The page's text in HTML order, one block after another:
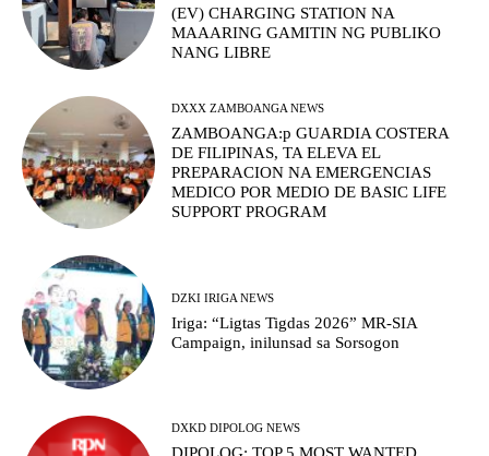
(EV) CHARGING STATION NA
MAAARING GAMITIN NG PUBLIKO
NANG LIBRE
DXXX ZAMBOANGA NEWS
ZAMBOANGA:p GUARDIA COSTERA
DE FILIPINAS, TA ELEVA EL
PREPARACION NA EMERGENCIAS
MEDICO POR MEDIO DE BASIC LIFE
SUPPORT PROGRAM
DZKI IRIGA NEWS
Iriga: “Ligtas Tigdas 2026” MR-SIA
Campaign, inilunsad sa Sorsogon
DXKD DIPOLOG NEWS